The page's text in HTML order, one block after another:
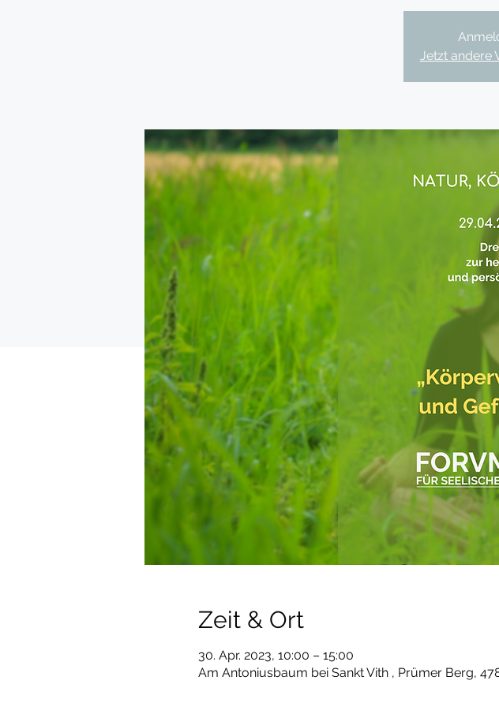
Jetzt andere
Zeit & Ort
30. Apr. 2023, 10:00 – 15:00
Am Antoniusbaum bei Sankt Vith , Prümer Berg,